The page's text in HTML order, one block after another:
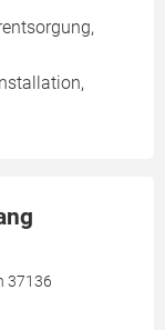
37136